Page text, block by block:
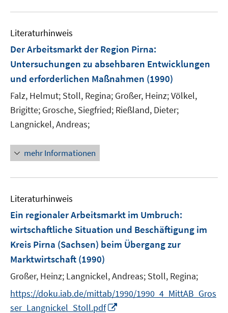
u
n
s
t
e
e
Literaturhinweis
Der Arbeitsmarkt der Region Pirna:
Untersuchungen zu absehbaren Entwicklungen
und erforderlichen Maßnahmen (1990)
Falz, Helmut; Stoll, Regina; Großer, Heinz;Völkel,
Brigitte; Grosche, Siegfried; Rießland, Dieter;
Langnickel, Andreas;
mehr Informationen
Literaturhinweis
Ein regionaler Arbeitsmarkt im Umbruch:
wirtschaftliche Situation und Beschäftigung im
Kreis Pirna (Sachsen) beim Übergang zur
Marktwirtschaft (1990)
Großer, Heinz; Langnickel, Andreas; Stoll, Regina;
https://doku.iab.de/mittab/1990/1990_4_MittAB_Gros
ser_Langnickel_Stoll.pdf